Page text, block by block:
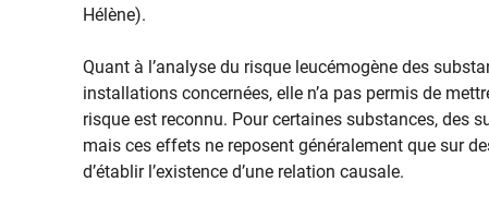
Hélène).
Quant à l’analyse du risque leucémogène des
installations concernées, elle n’a pas permis de
risque est reconnu. Pour certaines substances, des
mais ces effets ne reposent généralement que sur
d’établir l’existence d’une relation causale.